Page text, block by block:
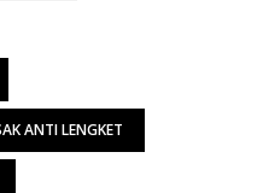
ANTI LENGKET